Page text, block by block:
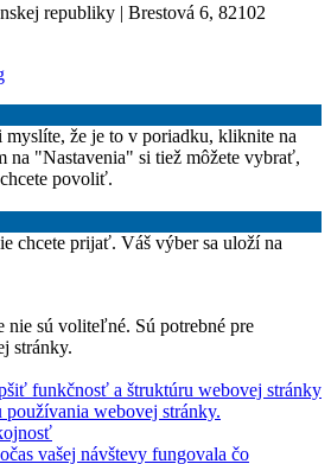
republiky | Brestová 6, 82102
myslíte, že je to v poriadku, kliknite na
"Nastavenia" si tiež môžete vybrať,
povoliť.
chcete prijať. Váš výber sa uloží na
nie sú voliteľné. Sú potrebné pre
stránky.
funkčnosť a štruktúru webovej stránky
používania webovej stránky.
vašej návštevy fungovala čo